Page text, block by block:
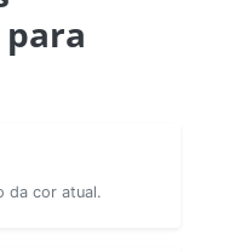
da cor atual.